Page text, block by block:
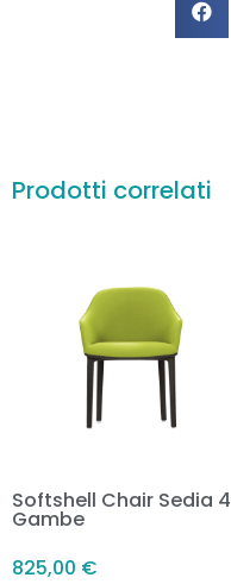
Prodotti correlati
Softshell Chair Sedia 4
Gambe
825,00 €